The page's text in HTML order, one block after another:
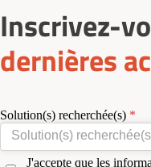
Inscrivez-
dernières
Solution(s) recherchée(s)
J'accepte que les